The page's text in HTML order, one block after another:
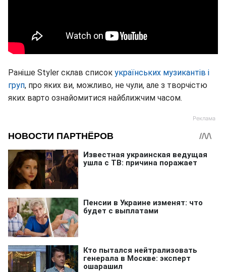
Раніше Styler склав список українських музикантів і
груп, про яких ви, можливо, не чули, але з творчістю
яких варто ознайомитися найближчим часом.